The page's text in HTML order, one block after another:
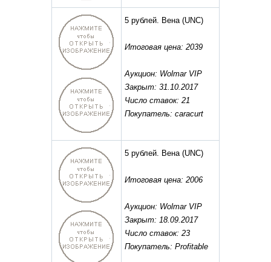
5 рублей. Вена(UNC)
Итоговая цена: 2039
Аукцион: Wolmar VIP
Закрыт: 31.10.2017
Число ставок: 21
Покупатель: caracurt
5 рублей. Вена(UNC)
Итоговая цена: 2006
Аукцион: Wolmar VIP
Закрыт: 18.09.2017
Число ставок: 23
Покупатель: Profitable